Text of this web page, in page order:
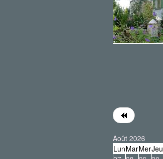
Août 2026
LunMarMerJeu